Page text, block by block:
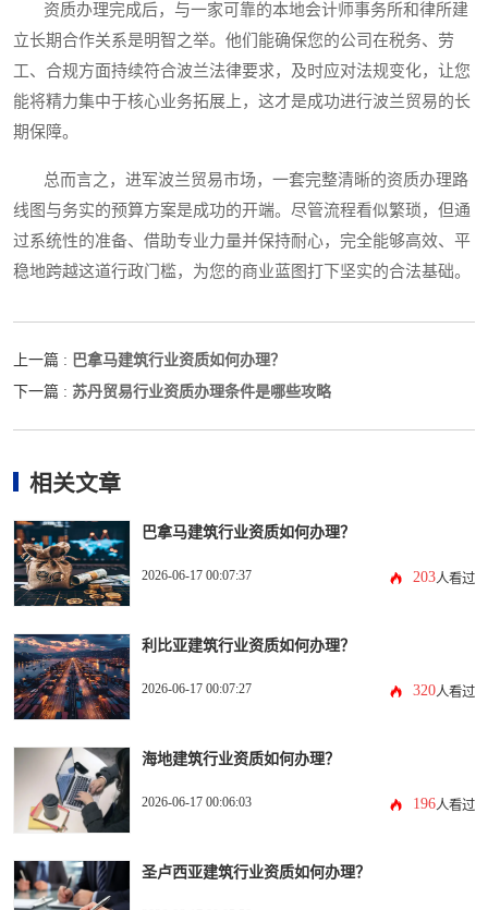
资质办理完成后，与一家可靠的本地会计师事务所和律所建
立长期合作关系是明智之举。他们能确保您的公司在税务、劳
工、合规方面持续符合波兰法律要求，及时应对法规变化，让您
能将精力集中于核心业务拓展上，这才是成功进行波兰贸易的长
期保障。
总而言之，进军波兰贸易市场，一套完整清晰的资质办理路
线图与务实的预算方案是成功的开端。尽管流程看似繁琐，但通
过系统性的准备、借助专业力量并保持耐心，完全能够高效、平
稳地跨越这道行政门槛，为您的商业蓝图打下坚实的合法基础。
上一篇 : 巴拿马建筑行业资质如何办理？
下一篇 : 苏丹贸易行业资质办理条件是哪些攻略
相关文章
巴拿马建筑行业资质如何办理？
2026-06-17 00:07:37 203人看过
利比亚建筑行业资质如何办理？
2026-06-17 00:07:27 320人看过
海地建筑行业资质如何办理？
2026-06-17 00:06:03 196人看过
圣卢西亚建筑行业资质如何办理？